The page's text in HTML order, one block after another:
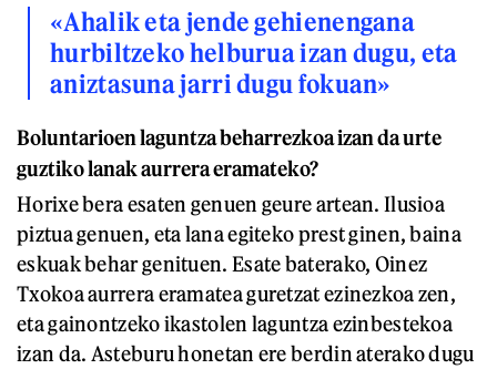
«Ahalik eta jende gehienengana
hurbiltzeko helburua izan dugu, eta
aniztasuna jarri dugu fokuan»
Boluntarioen laguntza beharrezkoa izan da urte
guztiko lanak aurrera eramateko?
Horixe bera esaten genuen geure artean. Ilusioa
piztua genuen, eta lana egiteko prest ginen, baina
eskuak behar genituen. Esate baterako, Oinez
Txokoa aurrera eramatea guretzat ezinezkoa zen,
eta gainontzeko ikastolen laguntza ezinbestekoa
izan da. Asteburu honetan ere berdin aterako dugu